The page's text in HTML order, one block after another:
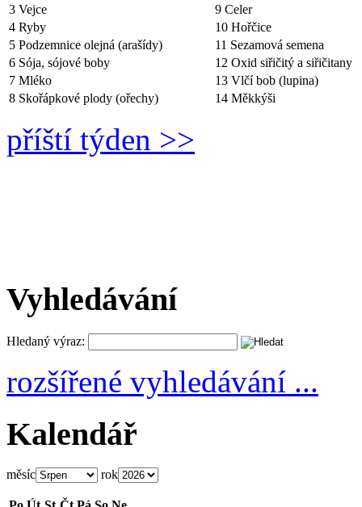
3 Vejce
9 Celer
4 Ryby
10 Hořčice
5 Podzemnice olejná (arašídy)
11 Sezamová semena
6 Sója, sójové boby
12 Oxid siřičitý a siřičitany
7 Mléko
13 Vlčí bob (lupina)
8 Skořápkové plody (ořechy)
14 Měkkýši
příští týden >>
Vyhledávání
Hledaný výraz:
rozšířené vyhledávání ...
Kalendář
měsíc rok